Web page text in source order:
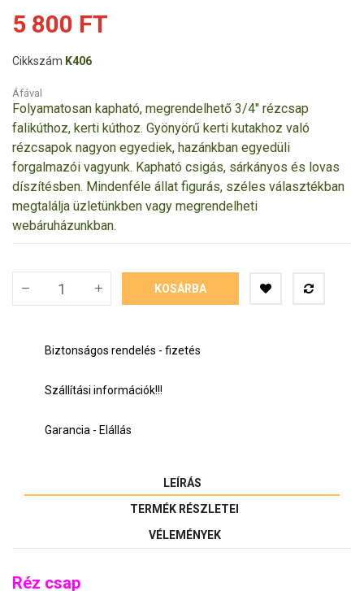
5 800 FT
Cikkszám K406
Áfával
Folyamatosan kapható, megrendelhető 3/4" rézcsap
falikúthoz, kerti kúthoz. Gyönyörű kerti kutakhoz való
rézcsapok nagyon egyediek, hazánkban egyedüli
forgalmazói vagyunk. Kapható csigás, sárkányos és lovas
díszítésben. Mindenféle állat figurás, széles választékban
megtalálja üzletünkben vagy megrendelheti
webáruházunkban.
KOSÁRBA
Biztonságos rendelés - fizetés
Szállítási információk!!!
Garancia - Elállás
LEÍRÁS
TERMÉK RÉSZLETEI
VÉLEMÉNYEK
Réz csap